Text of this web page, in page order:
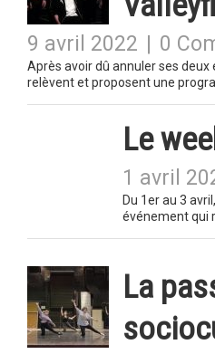
9 avril 2022 0
Après avoir dû annuler ses
relèvent et proposent une
Le
1 avril
Du 1er au 3
événement qui
La